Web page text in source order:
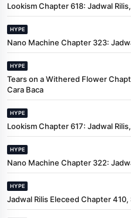
Lookism Chapter 618: Jadwal
HYPE
Nano Machine Chapter 323:
HYPE
Tears on a Withered Flower
Cara Baca
HYPE
Lookism Chapter 617: Jadwal
HYPE
Nano Machine Chapter 322:
HYPE
Jadwal Rilis Eleceed Chapter